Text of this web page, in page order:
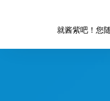
就酱紫吧！您